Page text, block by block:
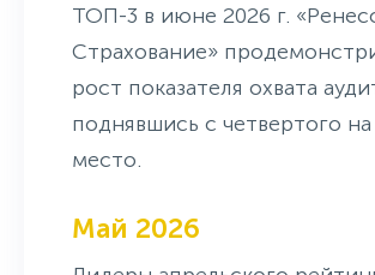
ТОП-3 в июне 2026 г.
Страхование»
рост показателя охвата
поднявшись с четвертого
место.
Май 2026